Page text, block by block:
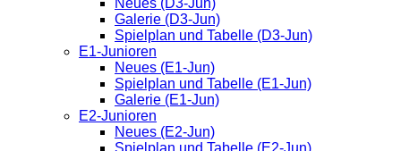
Neues (D3-Jun)
Galerie (D3-Jun)
Spielplan und Tabelle (D3-Jun)
E1-Junioren
Neues (E1-Jun)
Spielplan und Tabelle (E1-Jun)
Galerie (E1-Jun)
E2-Junioren
Neues (E2-Jun)
Spielplan und Tabelle (E2-Jun)